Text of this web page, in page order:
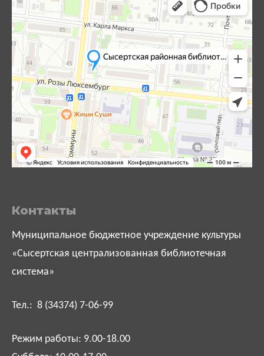
Контакты
Муниципальное бюджетное учреждение культуры
«Сысертская централизованная библиотечная
система»
Тел.: 8 (34374) 7-06-99
Режим работы: 9.00-18.00